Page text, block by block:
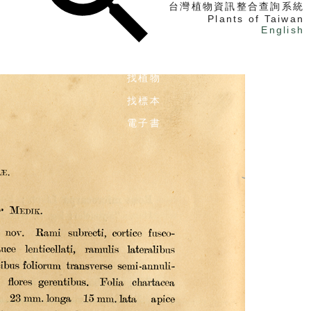
台灣植物資訊整合查詢系統
Plants of Taiwan
English
找植物
找標本
電子書